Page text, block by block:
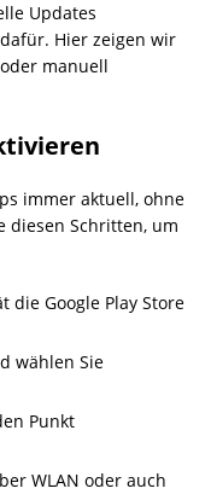
Updates
Hier zeigen wir
manuell
immer aktuell, ohne
diesen Schritten, um
die Google Play Store
wählen Sie
Punkt
WLAN oder auch